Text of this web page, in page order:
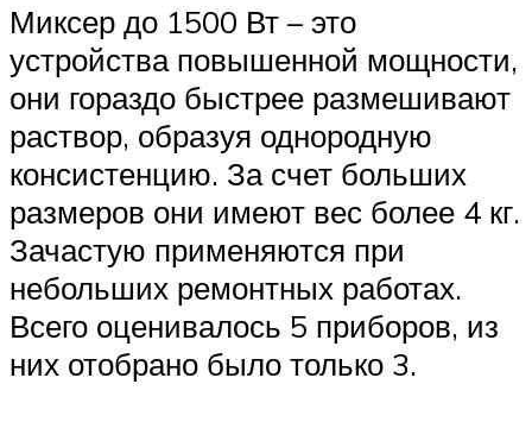
Миксер до 1500 Вт – это
устройства повышенной мощности,
они гораздо быстрее размешивают
раствор, образуя однородную
консистенцию. За счет больших
размеров они имеют вес более 4 кг.
Зачастую применяются при
небольших ремонтных работах.
Всего оценивалось 5 приборов, из
них отобрано было только 3.